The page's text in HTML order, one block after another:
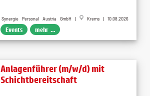
Synergie Personal Austria GmbH | Krems | 10.08.2026
Events mehr ...
Anlagenführer (m/w/d) mit
Schichtbereitschaft